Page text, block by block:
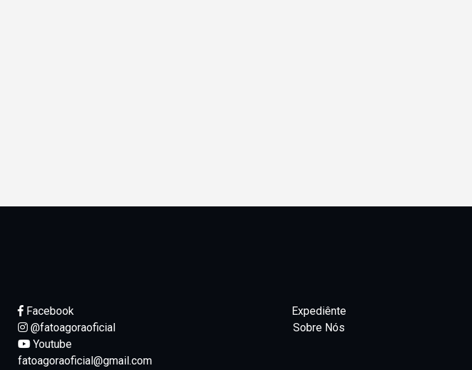
Facebook
@fatoagoraoficial
Youtube
fatoagoraoficial@gmail.com
Expediênte
Sobre Nós